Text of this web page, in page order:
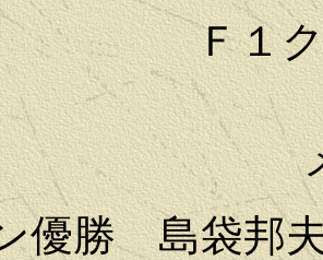
Ｆ１
Ｆ
優勝 島袋